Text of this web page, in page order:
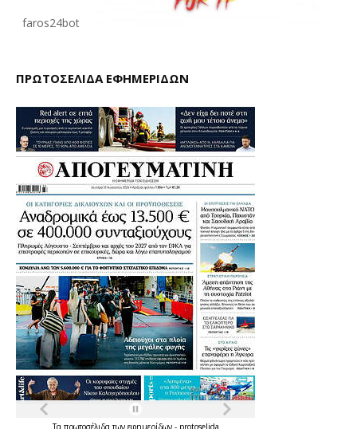
faros24bot
ΠΡΩΤΟΣΕΛΙΔΑ ΕΦΗΜΕΡΙΔΩΝ
Τα πρωτοσέλιδατων εφημερίδων - protoselida